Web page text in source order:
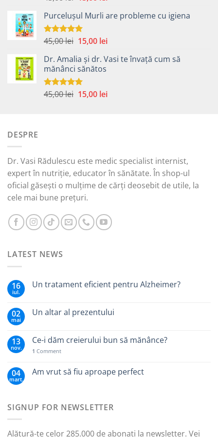
a
fost:
45,00 lei.
este:
Purcelușul Murli are probleme cu igiena
Evaluat la
45,00lei Prețul
a
fost:
45,00 lei.
15,00 leiPrețul
este:
Dr. Amalia și dr. Vasi te învață cum să
mănânci sănătos
Evaluat la
45,00lei Prețul
15,00 leiPrețul
DESPRE
Dr. Vasi Rădulescu este medic specialist internist,
expert în nutriție, educator în sănătate. În shop-ul
oficial găsești o mulțime de cărți deosebit de utile, la
cele mai bune prețuri.
LATEST NEWS
16
iul.
Un tratament eficient pentru Alzheimer?
02
mai
Un altar al prezentului
13
nov.
Ce-i dăm creierului bun să mănânce?
1 Comment
04
mart.
Am vrut să fiu aproape perfect
SIGNUP FOR NEWSLETTER
Alătură-te celor 285.000 de abonați la newsletter. Vei